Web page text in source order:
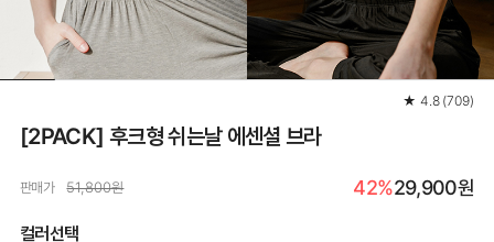
★ 4.8 (709)
[2PACK] 후크형 쉬는날 에센셜 브라
판매가 51,800원 42%29,900원
컬러선택